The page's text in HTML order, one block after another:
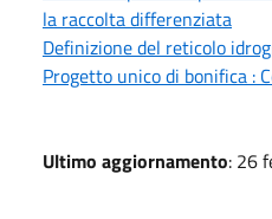
la raccolta differenziata
Definizione del reticolo
Progetto unico di bonifica :
Ultimo aggiornamento: 26